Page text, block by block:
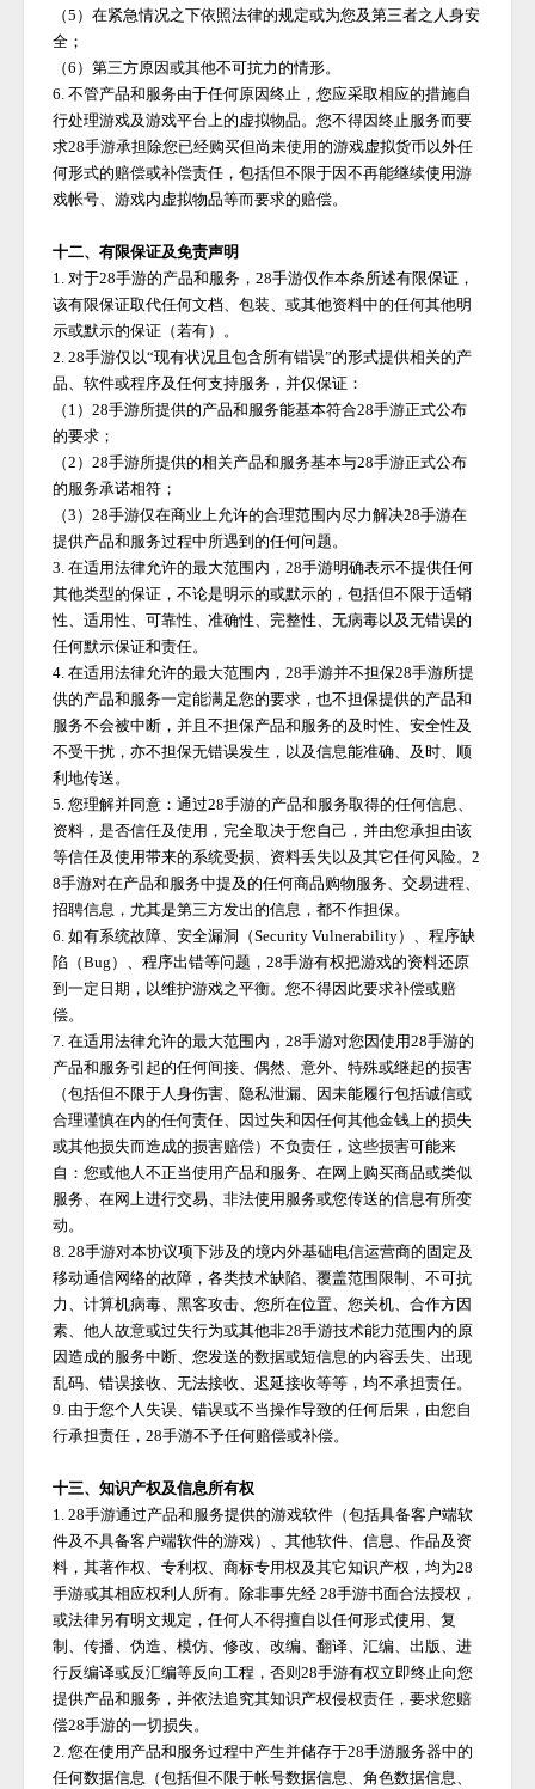
（5）在紧急情况之下依照法律的规定或为您及第三者之人身安
全；
（6）第三方原因或其他不可抗力的情形。
6. 不管产品和服务由于任何原因终止，您应采取相应的措施自
行处理游戏及游戏平台上的虚拟物品。您不得因终止服务而要
求28手游承担除您已经购买但尚未使用的游戏虚拟货币以外任
何形式的赔偿或补偿责任，包括但不限于因不再能继续使用游
戏帐号、游戏内虚拟物品等而要求的赔偿。
十二、有限保证及免责声明
1. 对于28手游的产品和服务，28手游仅作本条所述有限保证，
该有限保证取代任何文档、包装、或其他资料中的任何其他明
示或默示的保证（若有）。
2.28手游仅以“现有状况且包含所有错误”的形式提供相关的产
品、软件或程序及任何支持服务，并仅保证：
（ 1）28手游所提供的产品和服务能基本符合28手游正式公布
的要求；
（2）28手游所提供的相关产品和服务基本与28手游正式公布
的服务承诺相符；
（3）28手游仅在商业上允许的合理范围内尽力解决28手游在
提供产品和服务过程中所遇到的任何问题。
3. 在适用法律允许的最大范围内，28手游明确表示不提供任何
其他类型的保证，不论是明示的或默示的，包括但不限于适销
性、适用性、可靠性、准确性、完整性、无病毒以及无错误的
任何默示保证和责任。
4. 在适用法律允许的最大范围内，28手游并不担保28手游所提
供的产品和服务一定能满足您的要求，也不担保提供的产品和
服务不会被中断，并且不担保产品和服务的及时性、安全性及
不受干扰，亦不担保无错误发生，以及信息能准确、及时、顺
利地传送。
5. 您理解并同意：通过28手游的产品和服务取得的任何信息、
资料，是否信任及使用，完全取决于您自己，并由您承担由该
等信任及使用带来的系统受损、资料丢失以及其它任何风险。2
8手游对在产品和服务中提及的任何商品购物服务、交易进程、
招聘信息，尤其是第三方发出的信息，都不作担保。
6. 如有系统故障、安全漏洞（Security Vulnerability）、程序缺
陷（Bug）、程序出错等问题，28手游有权把游戏的资料还原
到一定日期，以维护游戏之平衡。您不得因此要求补偿或赔
偿。
7. 在适用法律允许的最大范围内，28手游对您因使用28手游的
产品和服务引起的任何间接、偶然、意外、特殊或继起的损害
（包括但不限于人身伤害、隐私泄漏、因未能履行包括诚信或
合理谨慎在内的任何责任、因过失和因任何其他金钱上的损失
或其他损失而造成的损害赔偿）不负责任，这些损害可能来
自：您或他人不正当使用产品和服务、在网上购买商品或类似
服务、在网上进行交易、非法使用服务或您传送的信息有所变
动。
8.28手游对本协议项下涉及的境内外基础电信运营商的固定及
移动通信网络的故障，各类技术缺陷、覆盖范围限制、不可抗
力、计算机病毒、黑客攻击、您所在位置、您关机、合作方因
素、他人故意或过失行为或其他非28手游技术能力范围内的原
因造成的服务中断、您发送的数据或短信息的内容丢失、出现
乱码、错误接收、无法接收、迟延接收等等，均不承担责任。
9. 由于您个人失误、错误或不当操作导致的任何后果，由您自
行承担责任，28手游不予任何赔偿或补偿。
十三、知识产权及信息所有权
1.28手游通过产品和服务提供的游戏软件（包括具备客户端软
件及不具备客户端软件的游戏）、其他软件、信息、作品及资
料，其著作权、专利权、商标专用权及其它知识产权，均为28
手游或其相应权利人所有。除非事先经 28手游书面合法授权，
或法律另有明文规定，任何人不得擅自以任何形式使用、复
制、传播、伪造、模仿、修改、改编、翻译、汇编、出版、进
行反编译或反汇编等反向工程，否则28手游有权立即终止向您
提供产品和服务，并依法追究其知识产权侵权责任，要求您赔
偿28手游的一切损失。
2. 您在使用产品和服务过程中产生并储存于28手游服务器中的
任何数据信息（包括但不限于帐号数据信息、角色数据信息、